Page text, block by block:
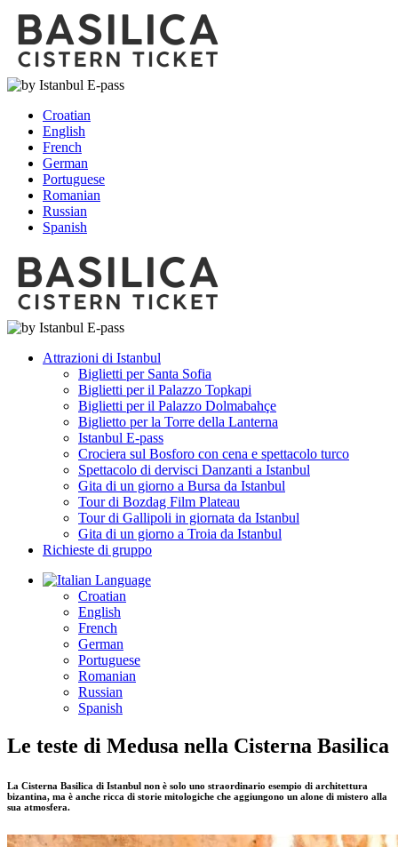
Croatian
English
French
German
Portuguese
Romanian
Russian
Spanish
Attrazioni di Istanbul
Biglietti per Santa Sofia
Biglietti per il Palazzo Topkapi
Biglietti per il Palazzo Dolmabahçe
Biglietto per la Torre della Lanterna
Istanbul E-pass
Crociera sul Bosforo con cena e spettacolo turco
Spettacolo di dervisci Danzanti a Istanbul
Gita di un giorno a Bursa da Istanbul
Tour di Bozdag Film Plateau
Tour di Gallipoli in giornata da Istanbul
Gita di un giorno a Troia da Istanbul
Richieste di gruppo
Language
Croatian
English
French
German
Portuguese
Romanian
Russian
Spanish
Le teste di Medusa nella Cisterna Basilica
La Cisterna Basilica di Istanbul non è solo uno straordinario esempio di architettura
bizantina, ma è anche ricca di storie mitologiche che aggiungono un alone di mistero alla
sua atmosfera.